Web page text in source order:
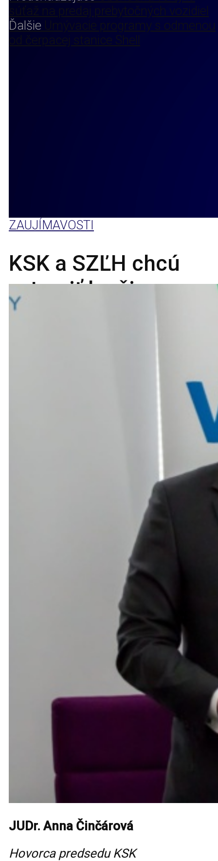
súťaž na predaj prebytočných vozidiel
Ďalšie
Umývacie programy s odmenou
od čerpacej stanice Shell
ZAUJÍMAVOSTI
KSK a SZĽH chcú
vytvoriť lepšie
podmienky pre
JUDr. Anna Činčárová
Hovorca predsedu KSK